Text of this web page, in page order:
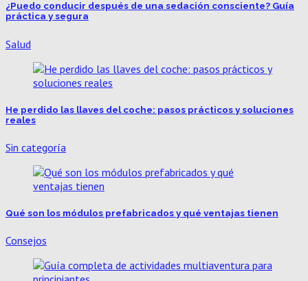
¿Puedo conducir después de una sedación consciente? Guía
práctica y segura
Salud
He perdido las llaves del coche: pasos prácticos y soluciones
reales
Sin categoría
Qué son los módulos prefabricados y qué ventajas tienen
Consejos